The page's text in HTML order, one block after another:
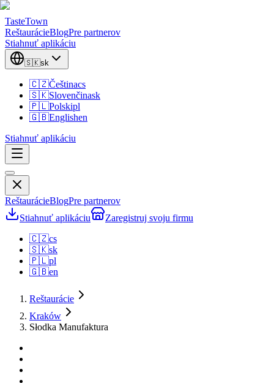
TasteTown
ReštaurácieBlogPre partnerov
Stiahnuť aplikáciu
🇸🇰sk
🇨🇿Češtinacs
🇸🇰Slovenčinask
🇵🇱Polskipl
🇬🇧Englishen
Stiahnuť aplikáciu
ReštaurácieBlogPre partnerov
Stiahnuť aplikáciu
Zaregistruj svoju firmu
🇨🇿cs
🇸🇰sk
🇵🇱pl
🇬🇧en
Reštaurácie
Kraków
Słodka Manufaktura